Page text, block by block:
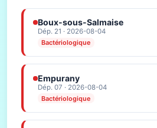
Boux-sous-Salmaise
Dép. 21 · 2026-08-04
Bactériologique
Empurany
Dép. 07 · 2026-08-04
Bactériologique